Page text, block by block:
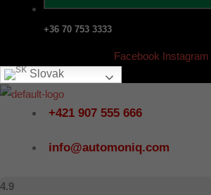
+36 70 753 3333
Facebook Instagram
Slovak
+421 907 555 666
info@automoniq.com
4.9